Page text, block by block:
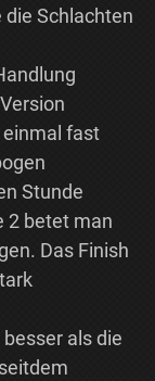
die Schlachten
einmal fast
Stunde
2 betet man
Das Finish
als die